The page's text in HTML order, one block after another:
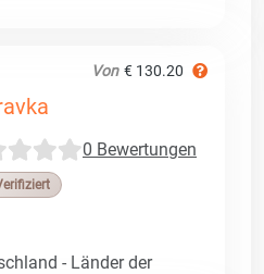
Von € 130.20
0 Bewertungen
- Länder der